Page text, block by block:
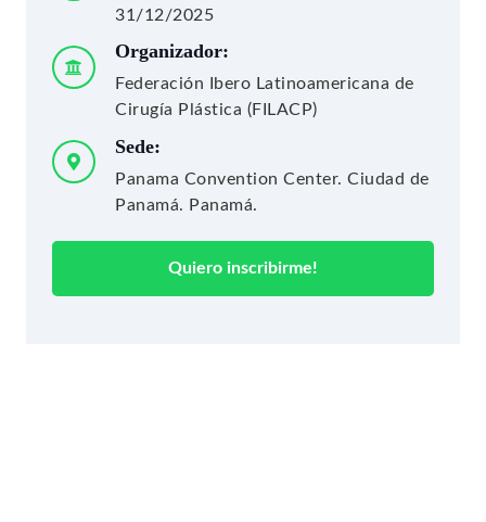
31/12/2025
Organizador:
Federación Ibero Latinoamericana de
Cirugía Plástica (FILACP)
Sede:
Panama Convention Center. Ciudad de
Panamá. Panamá.
Quiero inscribirme!